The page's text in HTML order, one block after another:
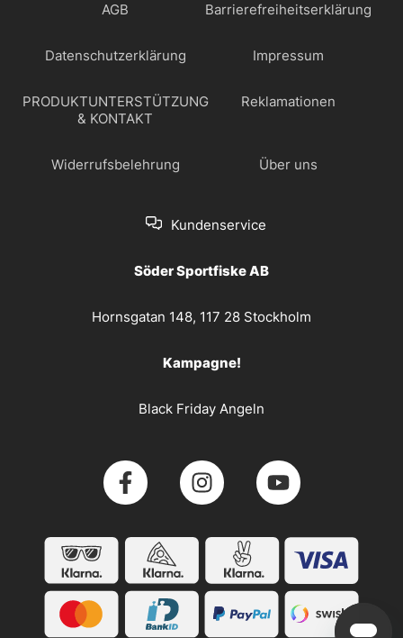
AGB Barrierefreiheitserklärung
Datenschutzerklärung Impressum
PRODUKTUNTERSTÜTZUNG
& KONTAKT
Reklamationen
Widerrufsbelehrung Über uns
Kundenservice
Söder Sportfiske AB
Hornsgatan 148, 117 28 Stockholm
Kampagne!
Black Friday Angeln